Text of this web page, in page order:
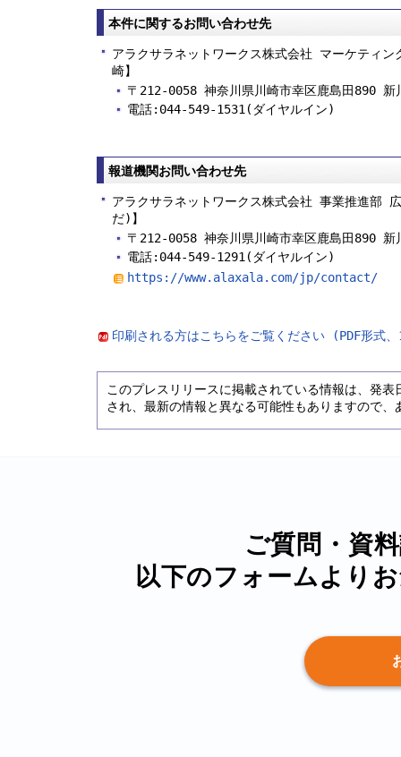
本件に関するお問い合わせ先
アラクサラネットワークス株式会社 マーケティ
崎】
〒212-0058 神奈川県川崎市幸区鹿島田890 新
電話:044-549-1531(ダイヤルイン)
報道機関お問い合わせ先
アラクサラネットワークス株式会社 事業推進部
だ)】
〒212-0058 神奈川県川崎市幸区鹿島田890 新
電話:044-549-1291(ダイヤルイン)
https://www.alaxala.com/jp/contact/
印刷される方はこちらをご覧ください (PDF形式
このプレスリリースに掲載されている情報は、発
され、最新の情報と異なる可能性もありますので、
ご質問・資
以下のフォームより